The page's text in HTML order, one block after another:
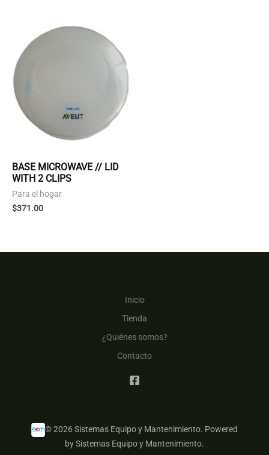
BASE MICROWAVE // LID
WITH 2 CLIPS
Para el hogar
$371.00
Inicio
Tienda
¿Quiénes somos?
Contacto
© 2026 Sistemas Equipo y Mantenimiento. Powered
by Sistemas Equipo y Mantenimiento.